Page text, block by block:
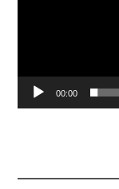
00:00